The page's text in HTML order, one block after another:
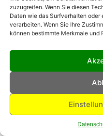
zuzugreifen. Wenn Sie diesen
Daten wie das Surfverhalten oder
verarbeiten. Wenn Sie Ihre
können bestimmte Merkmale